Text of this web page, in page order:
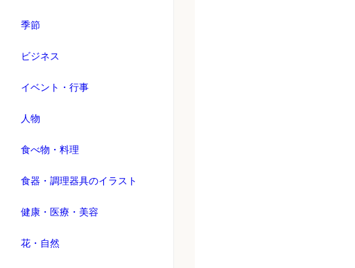
季節
ビジネス
イベント・行事
人物
食べ物・料理
食器・調理器具のイラスト
健康・医療・美容
花・自然